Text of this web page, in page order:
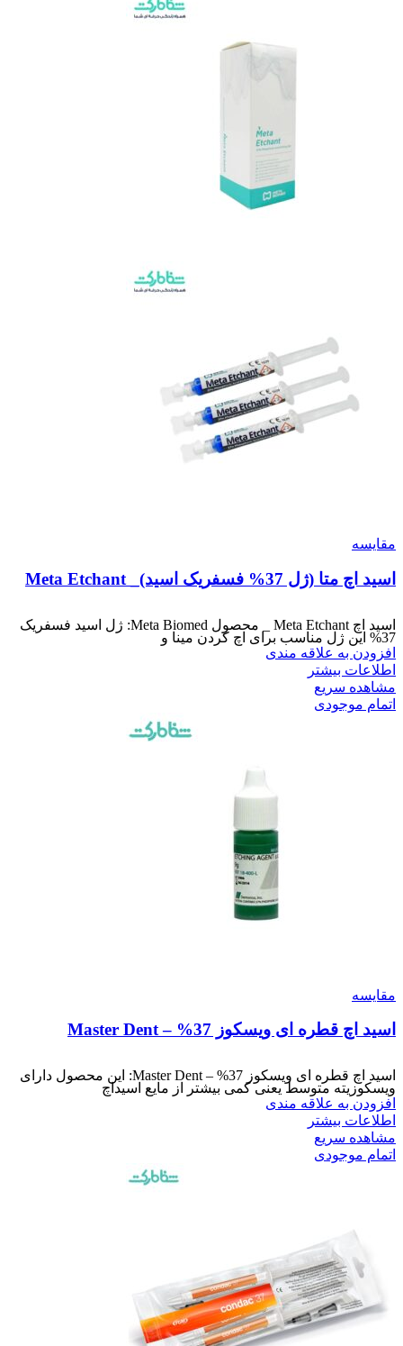
مقایسه
اسید اچ متا (ژل 37% فسفریک اسید)_ Meta Etchant
اسید اچ Meta Etchant _ محصول Meta Biomed: ژل اسید فسفریک
37% این ژل مناسب برای اچ کردن مینا و
افزودن به علاقه مندی
اطلاعات بیشتر
مشاهده سریع
اتمام موجودی
مقایسه
اسید اچ قطره ای ویسکوز 37% – Master Dent
اسید اچ قطره ای ویسکوز 37% – Master Dent: این محصول دارای
ویسکوزیته متوسط یعنی کمی بیشتر از مایع اسیداچ
افزودن به علاقه مندی
اطلاعات بیشتر
مشاهده سریع
اتمام موجودی